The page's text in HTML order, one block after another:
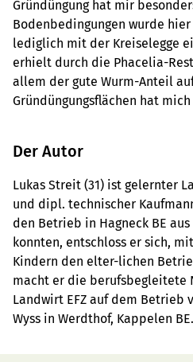
Gründüngung hat mir
Bodenbedingungen wurde
lediglich mit der Kreiselegge
erhielt durch die Phacelia-
allem der gute Wurm-Anteil
Gründüngungsflächen hat
Der Autor
Lukas Streit (31) ist gelernter
und dipl. technischer
den Betrieb in Hagneck BE
konnten, entschloss er sich,
Kindern den elter-lichen
macht er die berufsbegleitete
Landwirt EFZ auf dem Betrieb
Wyss in Werdthof, Kappelen BE.